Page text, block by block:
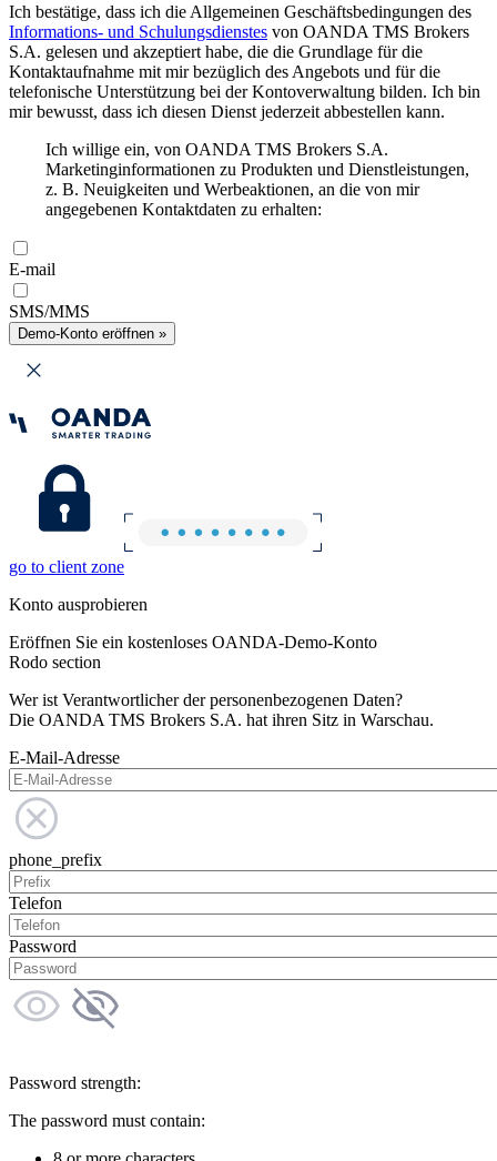
Ich bestätige, dass ich die Allgemeinen Geschäftsbedingungen des
Informations- und Schulungsdienstes von OANDA TMS Brokers
S.A. gelesen und akzeptiert habe, die die Grundlage für die
Kontaktaufnahme mit mir bezüglich des Angebots und für die
telefonische Unterstützung bei der Kontoverwaltung bilden. Ich bin
mir bewusst, dass ich diesen Dienst jederzeit abbestellen kann.
Ich willige ein, von OANDA TMS Brokers S.A.
Marketinginformationen zu Produkten und Dienstleistungen,
z. B. Neuigkeiten und Werbeaktionen, an die von mir
angegebenen Kontaktdaten zu erhalten:
E-mail
SMS/MMS
Demo-Konto eröffnen »
go to client zone
Konto ausprobieren
Eröffnen Sie ein kostenloses OANDA-Demo-Konto
Rodo section
Wer ist Verantwortlicher der personenbezogenen Daten?
Die OANDA TMS Brokers S.A. hat ihren Sitz in Warschau.
E-Mail-Adresse
phone_prefix
Telefon
Password
Password strength:
The password must contain: